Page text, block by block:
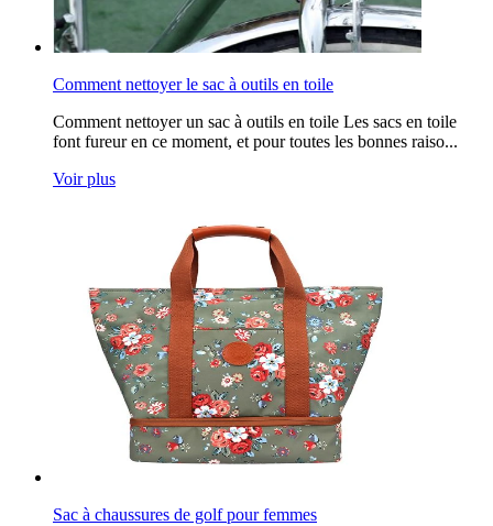
Comment nettoyer le sac à outils en toile
Comment nettoyer un sac à outils en toile Les sacs en toile
font fureur en ce moment, et pour toutes les bonnes raiso...
Voir plus
Sac à chaussures de golf pour femmes